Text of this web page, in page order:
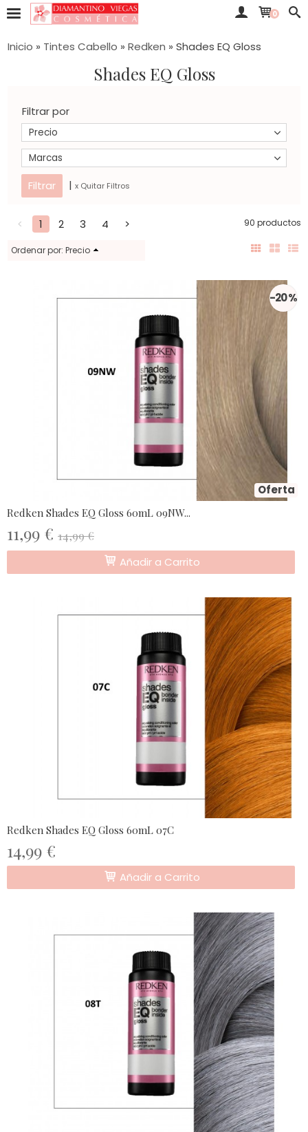
0
Inicio » Tintes Cabello » Redken » Shades EQ Gloss
Shades EQ Gloss
Filtrar por
Precio
Marcas
| x Quitar Filtros
< 1 2 3 4 > 90 productos
Ordenar por: Precio
Oferta
-20 %
Redken Shades EQ Gloss 60mL 09NW...
11,99 € 14,99 €
Añadir a Carrito
Redken Shades EQ Gloss 60mL 07C
14,99 €
Añadir a Carrito